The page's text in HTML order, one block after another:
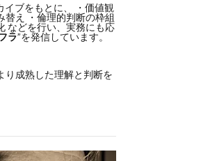
ブをもとに、 ・価値観
替え ・倫理的判断の枠組
などを行い、実務にも応
ラ”を発信しています。
り成熟した理解と判断を